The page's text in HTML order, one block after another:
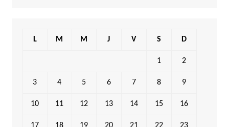
L M M J V S D
1 2
3 4 5 6 7 8 9
10 11 12 13 14 15 16